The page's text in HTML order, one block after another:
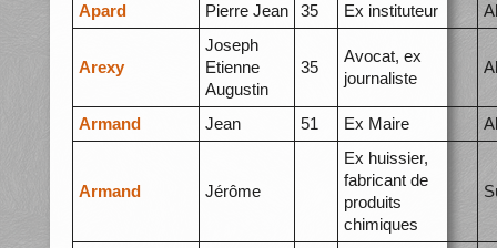
Apard Pierre Jean 35 Ex instituteur
Arexy
Joseph
Etienne
Augustin
35
Avocat, ex
journaliste
Armand Jean 51 Ex Maire
Armand Jérôme
Ex huissier,
fabricant de
produits
chimiques